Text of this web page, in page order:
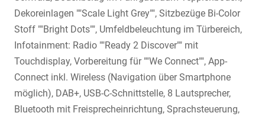
Dekoreinlagen ""Scale Light Grey"", Sitzbezüge Bi-Color
Stoff ""Bright Dots"", Umfeldbeleuchtung im Türbereich,
Infotainment: Radio ""Ready 2 Discover"" mit
Touchdisplay, Vorbereitung für ""We Connect"", App-
Connect inkl. Wireless (Navigation über Smartphone
möglich), DAB+, USB-C-Schnittstelle, 8 Lautsprecher,
Bluetooth mit Freisprecheinrichtung, Sprachsteuerung,